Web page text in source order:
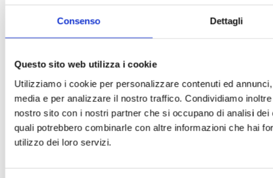
Consenso Dettagli
Questo sito web utilizza i cookie
Utilizziamo i cookie per personalizzare contenuti ed
media e per analizzare il nostro traffico. Condividiamo
nostro sito con i nostri partner che si occupano di analisi
quali potrebbero combinarle con altre informazioni che hai
utilizzo dei loro servizi.